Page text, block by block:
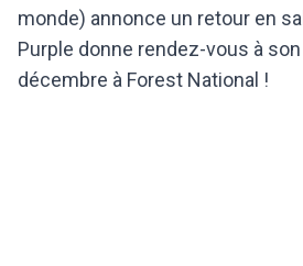
monde) annonce un retour en
Purple donne rendez-vous à
décembre à Forest National !